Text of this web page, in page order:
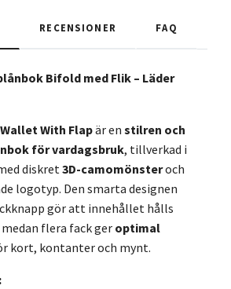
RECENSIONER FAQ
Bifold med Flik – Läder
With Flapär en stilren och
för vardagsbruk, tillverkad i
diskret3D-camomönsteroch
logotyp. Den smarta designen
gör att innehållet hålls
flera fack ger optimal
kort, kontanter och mynt.